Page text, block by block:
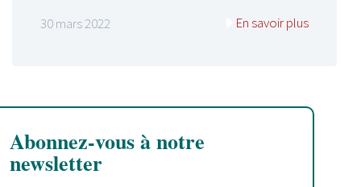
30 mars 2022 En savoir plus
Abonnez-vous à notre
newsletter